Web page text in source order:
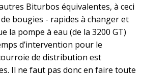
Biturbos équivalentes, à ceci
bougies - rapides à changer et
la pompe à eau (de la 3200 GT)
d’intervention pour le
de distribution est
Il ne faut pas donc en faire toute